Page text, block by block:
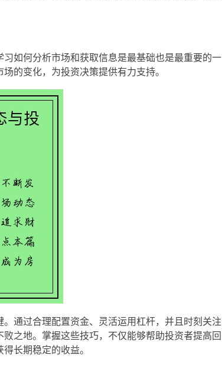
如何分析市场和获取信息是最基础也是最重要的一
的变化，为投资决策提供有力支持。
通过合理配置资金、灵活运用杠杆，并且时刻关注
之地。掌握这些技巧，不仅能够帮助投资者提高回
长期稳定的收益。